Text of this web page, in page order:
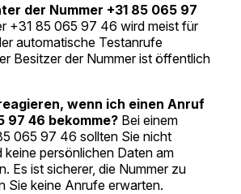
der Nummer +31 85 065 97
+31 85 065 97 46 wird meist für
automatische Testanrufe
Besitzer der Nummer ist öffentlich
wenn ich einen Anruf
97 46 bekomme?Bei einem
065 97 46 sollten Sie nicht
keine persönlichen Daten am
Es ist sicherer, die Nummer zu
Sie keine Anrufe erwarten.